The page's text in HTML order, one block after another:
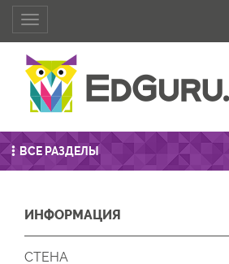
Toggle
navigation
ВСЕ РАЗДЕЛЫ
ИНФОРМАЦИЯ
СТЕНА